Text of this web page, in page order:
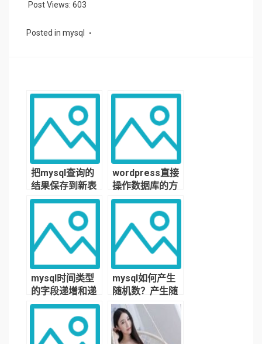
Post Views: 603
Posted in mysql
把mysql查询的
结果保存到新表
中，或者直接生
成一张新表，支
持跨schema保
存数据
wordpress直接
操作数据库的方
法
mysql时间类型
的字段递增和递
减，以及时间字
段逐个递增的方
mysql如何产生
随机数？产生随
机数的函数